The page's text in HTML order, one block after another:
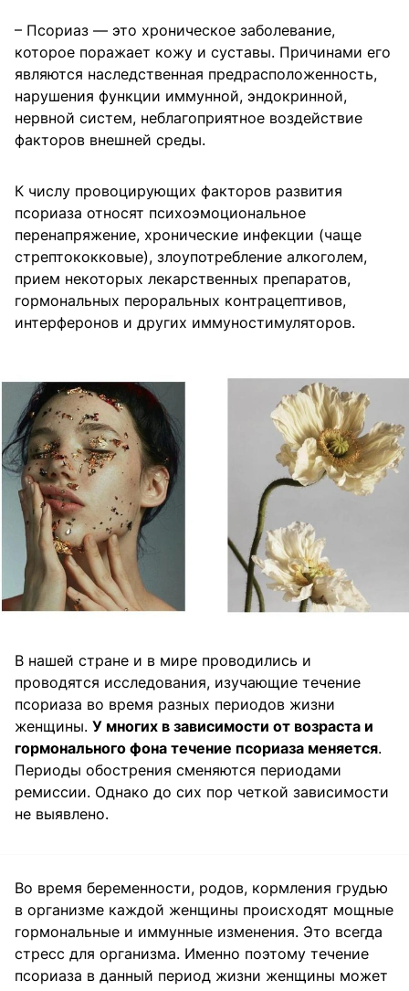
– Псориаз — это хроническое заболевание,
которое поражает кожу и суставы. Причинами его
являются наследственная предрасположенность,
нарушения функции иммунной, эндокринной,
нервной систем, неблагоприятное воздействие
факторов внешней среды.
К числу провоцирующих факторов развития
псориаза относят психоэмоциональное
перенапряжение, хронические инфекции (чаще
стрептококковые), злоупотребление алкоголем,
прием некоторых лекарственных препаратов,
гормональных пероральных контрацептивов,
интерферонов и других иммуностимуляторов.
В нашей стране и в мире проводились и
проводятся исследования, изучающие течение
псориаза во время разных периодов жизни
женщины. У многих в зависимости от возраста и
гормонального фона течение псориаза меняется.
Периоды обострения сменяются периодами
ремиссии. Однако до сих пор четкой зависимости
не выявлено.
Во время беременности, родов, кормления грудью
в организме каждой женщины происходят мощные
гормональные и иммунные изменения. Это всегда
стресс для организма. Именно поэтому течение
псориаза в данный период жизни женщины может